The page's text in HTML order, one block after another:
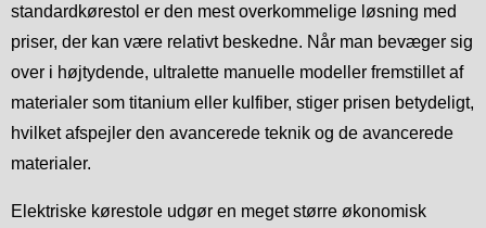
standardkørestol er den mest overkommelige løsning med
priser, der kan være relativt beskedne. Når man bevæger sig
over i højtydende, ultralette manuelle modeller fremstillet af
materialer som titanium eller kulfiber, stiger prisen betydeligt,
hvilket afspejler den avancerede teknik og de avancerede
materialer.
Elektriske kørestole udgør en meget større økonomisk